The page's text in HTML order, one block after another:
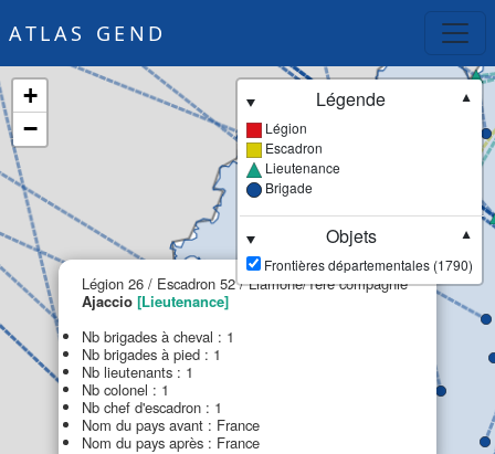
ATLAS GEND
Légion 26 / Escadron 52 / Liamone/1ère compagnie
Ajaccio [Lieutenance]
Nb brigades à cheval : 1
Nb brigades à pied : 1
Nb lieutenants : 1
Nb colonel : 1
Nb chef d'escadron : 1
Nom du pays avant : France
Nom du pays après : France
×
+
−
Légende
▼
Légion
Escadron
Lieutenance
Brigade
Objets
▼
Frontières départementales (1790)